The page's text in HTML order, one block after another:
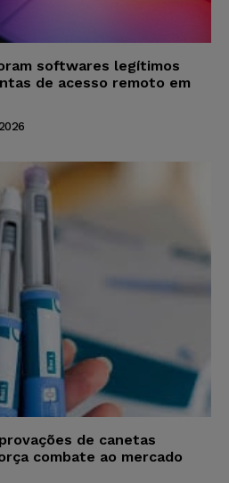
softwares legítimos
de acesso remoto em
de canetas
combate ao mercado